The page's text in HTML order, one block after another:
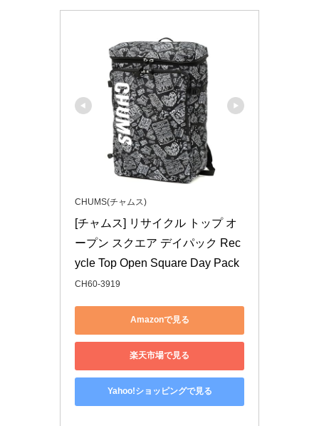
CHUMS(チャムス)
[チャムス] リサイクル トップ オ
ープン スクエア デイパック Rec
ycle Top Open Square Day Pack
CH60-3919
Amazonで見る
楽天市場で見る
Yahoo!ショッピングで見る